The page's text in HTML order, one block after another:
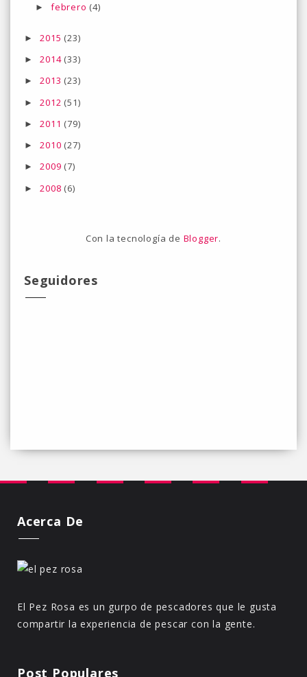
► febrero (4)
►2015 (23)
►2014 (33)
►2013 (23)
►2012 (51)
►2011 (79)
►2010 (27)
►2009 (7)
►2008 (6)
Con la tecnología de Blogger.
Seguidores
Acerca De
El Pez Rosa es un gurpo de pescadores que le gusta
compartir la experiencia de pescar con la gente.
Post Populares